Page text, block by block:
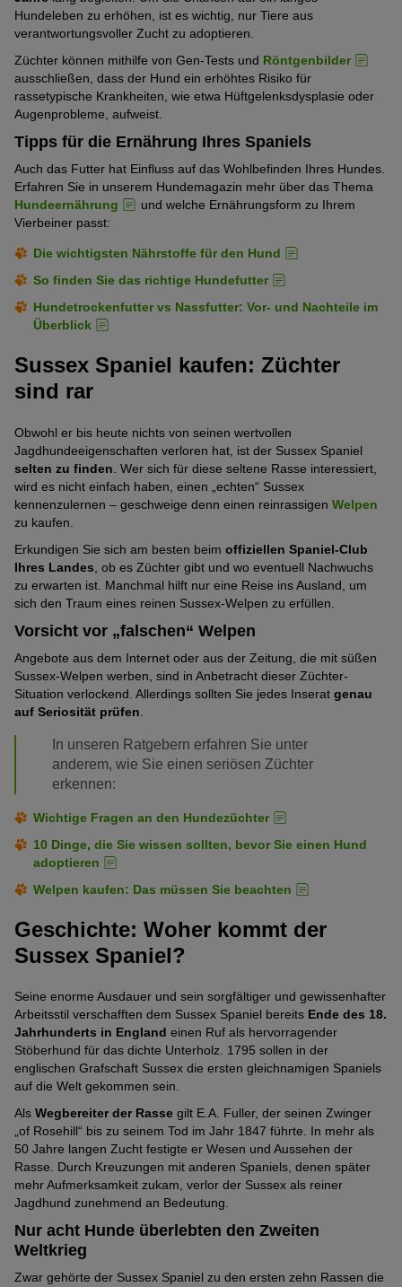
Hundeleben zu erhöhen, ist es wichtig, nur Tiere aus
verantwortungsvoller Zucht zu adoptieren.
Züchter können mithilfe von Gen-Tests und Röntgenbilder
ausschließen, dass der Hund ein erhöhtes Risiko für
rassetypische Krankheiten, wie etwa Hüftgelenksdysplasie oder
Augenprobleme, aufweist.
Tipps für die Ernährung Ihres Spaniels
Auch das Futter hat Einfluss auf das Wohlbefinden Ihres Hundes.
Erfahren Sie in unserem Hundemagazin mehr über das Thema
Hundeernährung
und welche Ernährungsform zu Ihrem
Vierbeiner passt:
Die wichtigsten Nährstoffe für den Hund
So finden Sie das richtige Hundefutter
Hundetrockenfutter vs Nassfutter: Vor- und Nachteile im
Überblick
Sussex Spaniel kaufen: Züchter
sind rar
Obwohl er bis heute nichts von seinen wertvollen
Jagdhundeeigenschaften verloren hat, ist der Sussex Spaniel
selten zu finden . Wer sich für diese seltene Rasse interessiert,
wird es nicht einfach haben, einen „echten“ Sussex
kennenzulernen – geschweige denn einen reinrassigen Welpen
zu kaufen.
Erkundigen Sie sich am besten beim offiziellen Spaniel-Club
Ihres Landes , ob es Züchter gibt und wo eventuell Nachwuchs
zu erwarten ist. Manchmal hilft nur eine Reise ins Ausland, um
sich den Traum eines reinen Sussex-Welpen zu erfüllen.
Vorsicht vor „falschen“ Welpen
Angebote aus dem Internet oder aus der Zeitung, die mit süßen
Sussex-Welpen werben, sind in Anbetracht dieser Züchter-
Situation verlockend. Allerdings sollten Sie jedes Inserat genau
auf Seriosität prüfen
In unseren Ratgebern erfahren Sie unter
anderem, wie Sie einen seriösen Züchter
erkennen:
Wichtige Fragen an den Hundezüchter
10 Dinge, die Sie wissen sollten, bevor Sie einen Hund
adoptieren
Welpen kaufen: Das müssen Sie beachten
Geschichte: Woher kommt der
Sussex Spaniel?
Seine enorme Ausdauer und sein sorgfältiger und gewissenhafter
Arbeitsstil verschafften dem Sussex Spaniel bereits Ende des 18.
Jahrhunderts in England einen Ruf als hervorragender
Stöberhund für das dichte Unterholz. 1795 sollen in der
englischen Grafschaft Sussex die ersten gleichnamigen Spaniels
auf die Welt gekommen sein.
Als Wegbereiter der Rasse gilt E.A. Fuller, der seinen Zwinger
„of Rosehill“ bis zu seinem Tod im Jahr 1847 führte. In mehr als
50 Jahre langen Zucht festigte er Wesen und Aussehen der
Rasse. Durch Kreuzungen mit anderen Spaniels, denen später
mehr Aufmerksamkeit zukam, verlor der Sussex als reiner
Jagdhund zunehmend an Bedeutung.
Nur acht Hunde überlebten den Zweiten
Weltkrieg
Zwar gehörte der Sussex Spaniel zu den ersten zehn Rassen die